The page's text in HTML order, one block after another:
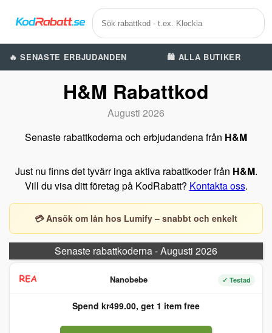
🔥 SENASTE ERBJUDANDEN 🛍️ ALLA BUTIKER
H&M Rabattkod
Augusti 2026
Senaste rabattkoderna och erbjudandena från H&M
Just nu finns det tyvärr inga aktiva rabattkoder från H&M.
Vill du visa ditt företag på KodRabatt? Kontakta oss.
💳 Ansök om lån hos Lumify – snabbt och enkelt
Senaste rabattkoderna - Augusti 2026
Nanobebe ✓ Testad
Spend kr499.00, get 1 item free